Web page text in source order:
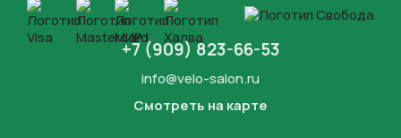
+7 (909) 823-66-53
info@velo-salon.ru
Смотреть на карте